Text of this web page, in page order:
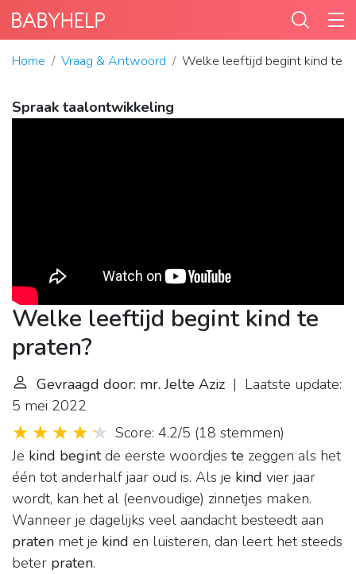
Home Vraag & Antwoord Welke leeftijd begint kind te
Spraak taalontwikkeling
Welke leeftijd begint kind te
praten?
Gevraagd door: mr. Jelte Aziz | Laatste update:
5 mei 2022
Score: 4.2/5 (18 stemmen)
Je kind begintde eerste woordjes te zeggen als het
één tot anderhalf jaar oud is. Als je kind vier jaar
wordt, kan het al (eenvoudige) zinnetjes maken.
Wanneer je dagelijks veel aandacht besteedt aan
praten met je kind en luisteren, dan leert het steeds
beter praten.